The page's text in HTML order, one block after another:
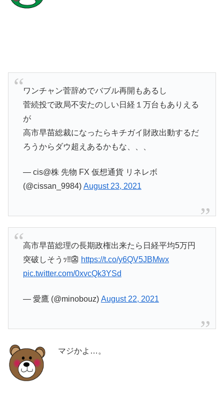
ワンチャン菅辞めでバブル再開もあるし
菅続投で政局不安たのしい日経１万台もありえる
が
高市早苗総裁になったらキチガイ財政出動するだ
ろうからダウ超えあるかもな、、、
— cis@株 先物 FX 仮想通貨 リネレボ
(@cissan_9984) August 23, 2021
高市早苗総理の長期政権出来たら日経平均5万円
突破しそうｯ‼︎👺 https://t.co/y6QV5JBMwx
pic.twitter.com/0xvcQk3YSd
— 愛鷹 (@minobouz) August 22, 2021
マジかよ…。